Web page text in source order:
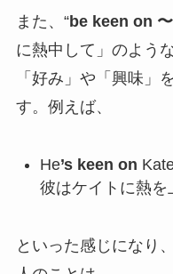
また、“be keen on 〜
に熱中して」のよう
「好み」や「興味」
す。例えば、
He’s keen on
彼はケイトに熱を
といった感じになり